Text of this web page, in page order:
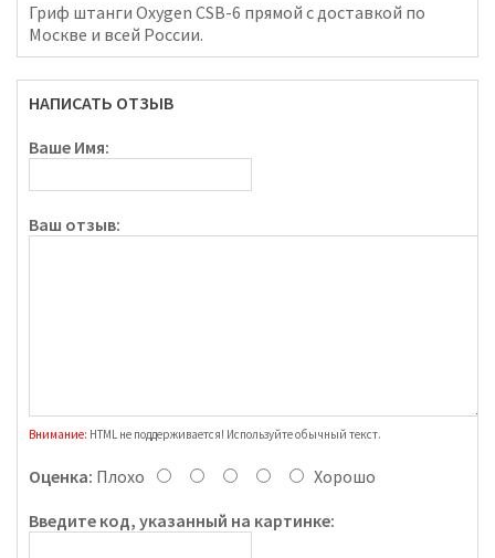
Гриф штанги Oxygen CSB-6 прямой с доставкой по
Москве и всей России.
НАПИСАТЬ ОТЗЫВ
Ваше Имя:
Ваш отзыв:
Внимание: HTML не поддерживается! Используйте обычный текст.
Оценка: Плохо
Хорошо
Введите код, указанный на картинке: